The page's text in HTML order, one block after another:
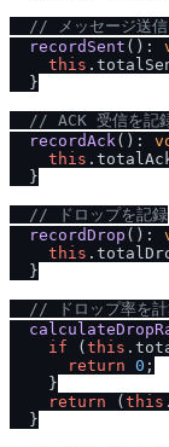
// メッセージ送
recordSent ():
this .
  }
// ACK 受信を記
recordAck():
this .
  }
// ドロップを記録
recordDrop ():
this .
  }
// ドロップ率を
if ( this .
return 0 ;
    }
return ( this .
  }